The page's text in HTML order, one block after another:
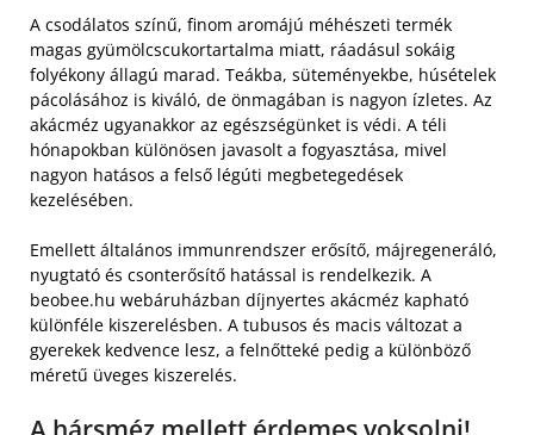
A csodálatos színű, finom aromájú méhészeti termék
magas gyümölcscukortartalma miatt, ráadásul sokáig
folyékony állagú marad. Teákba, süteményekbe, húsételek
pácolásához is kiváló, de önmagában is nagyon ízletes. Az
akácméz ugyanakkor az egészségünket is védi. A téli
hónapokban különösen javasolt a fogyasztása, mivel
nagyon hatásos a felső légúti megbetegedések
kezelésében.
Emellett általános immunrendszer erősítő, májregeneráló,
nyugtató és csonterősítő hatással is rendelkezik. A
beobee.hu webáruházban díjnyertes akácméz kapható
különféle kiszerelésben. A tubusos és macis változat a
gyerekek kedvence lesz, a felnőtteké pedig a különböző
méretű üveges kiszerelés.